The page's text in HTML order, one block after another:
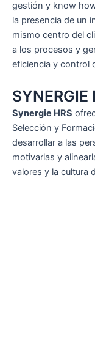
gestión y know
la presencia de un
mismo centro del
a los procesos y
eficiencia y control
SYNERGIE
Synergie HRS
Selección y
desarrollar a las
motivarlas y
valores y la cultura